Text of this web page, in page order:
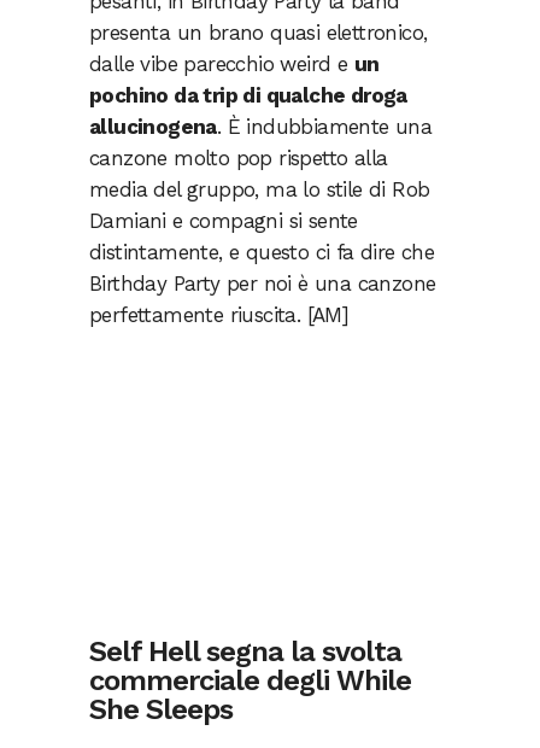
presenta un brano quasi elettronico,
dalle vibe parecchio weird e un
pochino da trip di qualche droga
allucinogena. È indubbiamente una
canzone molto pop rispetto alla
media del gruppo, ma lo stile di Rob
Damiani e compagni si sente
distintamente, e questo ci fa dire che
Birthday Party per noi è una canzone
perfettamente riuscita. [AM]
Self Hell segna la svolta
commerciale degli While
She Sleeps